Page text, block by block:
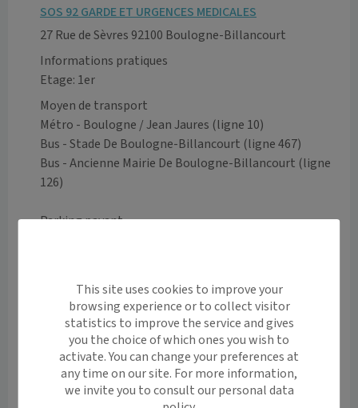
SOS 92 GARDE ET URGENCES MEDICALES
27 Rue de Sèvres 92100 Boulogne-Billancourt
Informations pratiques
Etage: 1er
Moyen de transport
Métro - Boulogne / Jean Jaures (ligne 10)
Bus - Stade De Boulogne-Billancourt (ligne 467)
Bus - Ancienne Mairie De Boulogne-Billancourt (ligne
126)
Parking payant
Voir l’itinéraire avec Maps
+
−
This site uses cookies to improve your
browsing experience or to collect visitor
statistics to improve the service and gives
you the choice of which ones you wish to
activate. You can change your preferences at
any time on our site. For more information,
we invite you to consult our personal data